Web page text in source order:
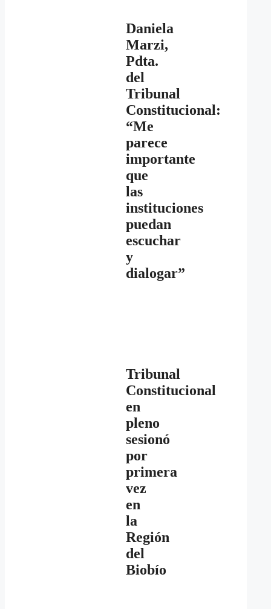
Daniela
Marzi,
Pdta.
del
Tribunal
Constitucional:
“Me
parece
importante
que
las
instituciones
puedan
escuchar
y
dialogar”
Tribunal
Constitucional
en
pleno
sesionó
por
primera
vez
en
la
Región
del
Biobío